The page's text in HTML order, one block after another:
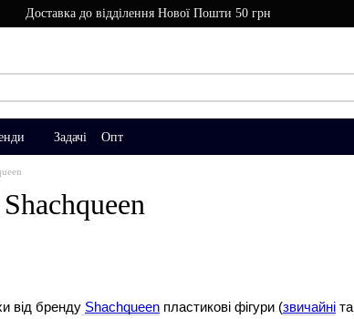
Доставка до відділення Нової Пошти 50 грн
Задачі Опт
від бренду Shachqueen пластикові фігури (звичайні та